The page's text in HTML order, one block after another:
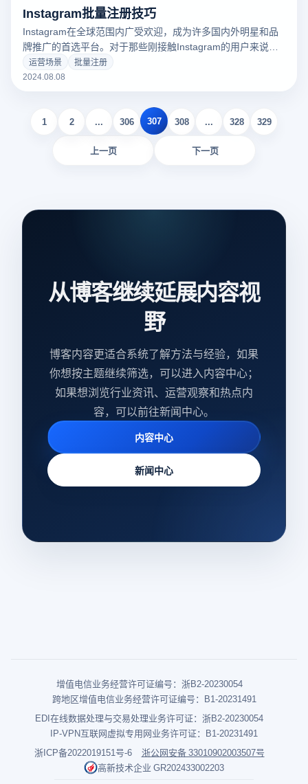
Instagram批量注册技巧
Instagram在全球范围内广受欢迎，成为许多国内外明星和品
牌推广的首选平台。对于那些刚接触Instagram的用户来说，
了解如何批量注册账户以及解决注册过程中可能遇到的问题是
至关重要的。本文将详细介绍Instagram账户的批量注册方
运营场景
批量注册
2024.08.08
上一页
1 2 ... 306 307 308 ... 328 329
下一页
从博客继续延展内容视
野
博客内容更适合系统了解方法与经验，如果
你想按主题继续筛选，可以进入内容中心；
如果想浏览行业资讯、运营观察和热点内
容，可以前往新闻中心。
内容中心
新闻中心
增值电信业务经营许可证编号：浙B2-20230054
跨地区增值电信业务经营许可证编号：B1-20231491
EDI在线数据处理与交易处理业务许可证：浙B2-20230054
IP-VPN互联网虚拟专用网业务许可证：B1-20231491
浙ICP备2022019151号-6
浙公网安备 33010902003507号
高新技术企业 GR202433002203